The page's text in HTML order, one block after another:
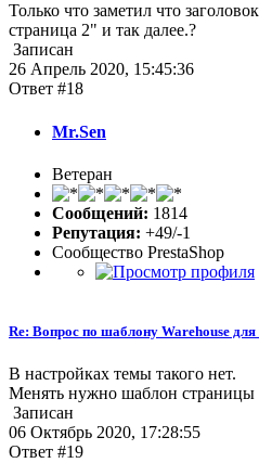
Только что заметил что
страница 2" и так далее.?
Записан
26 Апрель 2020, 15:45:36
Ответ #18
Mr.Sen
Ветеран
Сообщений: 1814
Репутация: +49/-1
Сообщество PrestaShop
Re: Вопрос по шаблону Warehouse для
В настройках темы такого нет.
Менять нужно шаблон страницы
Записан
06 Октябрь 2020, 17:28:55
Ответ #19